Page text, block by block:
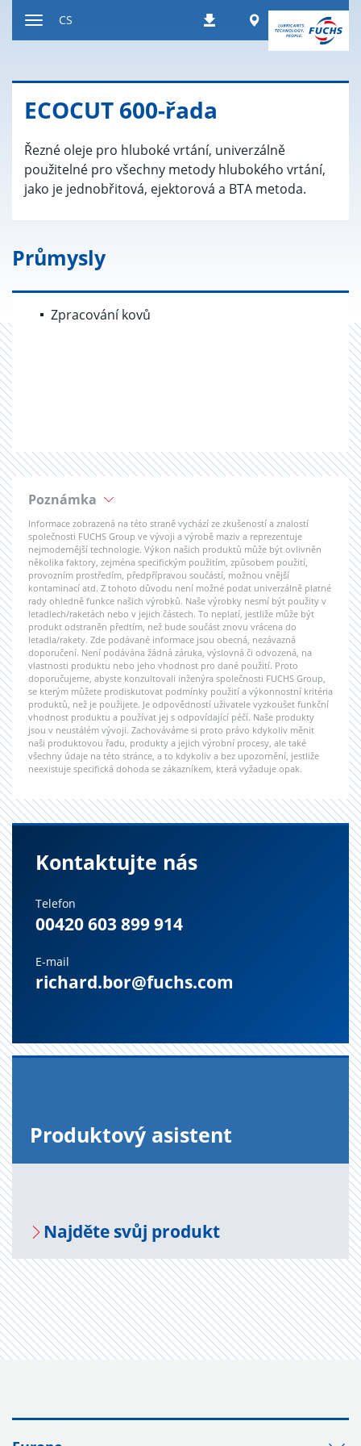
StahováníWorldwide
CS
ECO­CUT 600-řada
Řezné oleje pro hluboké vrtání, univerzálně
použitelné pro všechny metody hlubokého vrtání,
jako je jednobřitová, ejektorová a BTA metoda.
Průmysly
Zpracování kovů
Poznámka
Informace zobrazená na této straně vychází ze zkušeností a znalostí
společnosti FUCHS Group ve vývoji a výrobě maziv a reprezentuje
nejmodernější technologie. Výkon našich produktů může být ovlivněn
několika faktory, zejména specifickým použitím, způsobem použití,
provozním prostředím, předpřípravou součástí, možnou vnější
kontaminací atd. Z tohoto důvodu není možné podat univerzálně platné
rady ohledně funkce našich výrobků. Naše výrobky nesmí být použity v
letadlech/raketách nebo v jejich částech. To neplatí, jestliže může být
produkt odstraněn předtím, než bude součást znovu vrácena do
letadla/rakety. Zde podávané informace jsou obecná, nezávazná
doporučení. Není podávána žádná záruka, výslovná či odvozená, na
vlastnosti produktu nebo jeho vhodnost pro dané použití. Proto
doporučujeme, abyste konzultovali inženýra společnosti FUCHS Group,
se kterým můžete prodiskutovat podmínky použití a výkonnostní kritéria
produktů, než je použijete. Je odpovědností uživatele vyzkoušet funkční
vhodnost produktu a používat jej s odpovídající péčí. Naše produkty
jsou v neustálém vývoji. Zachováváme si proto právo kdykoliv měnit
naši produktovou řadu, produkty a jejich výrobní procesy, ale také
všechny údaje na této stránce, a to kdykoliv a bez upozornění, jestliže
neexistuje specifická dohoda se zákazníkem, která vyžaduje opak.
Kontaktujte nás
Telefon
00420 603 899 914
E-mail
richard.bor@fuchs.com
Pro­duk­to­vý asi­s­tent
Na­jdě­te svůj pro­dukt